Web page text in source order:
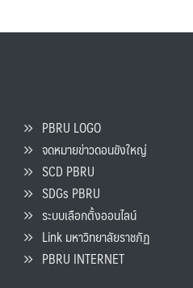
PBRU LOGO
จดหมายข่าวดอนขังใหญ่
SCD PBRU
SDGs PBRU
ระบบเลือกตั้งออนไลน์
Link มหาวิทยาลัยราชภัฏ
PBRU INTERNET